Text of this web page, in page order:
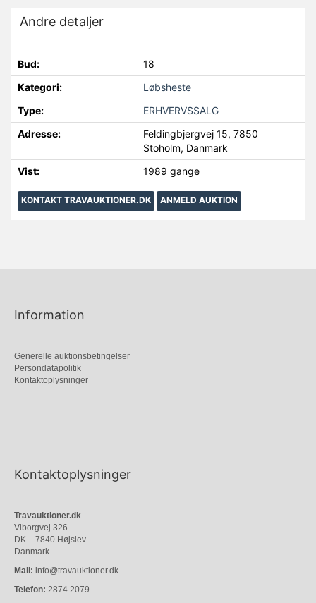
Andre detaljer
Bud:
18
Kategori:
Løbsheste
Type:
ERHVERVSSALG
Adresse:
Feldingbjergvej 15, 7850
Stoholm, Danmark
Vist:
1989 gange
KONTAKT TRAVAUKTIONER.DK ANMELD AUKTION
Information
Generelle auktionsbetingelser
Persondatapolitik
Kontaktoplysninger
Kontaktoplysninger
Travauktioner.dk
Viborgvej 326
DK – 7840 Højslev
Danmark
Mail: info@travauktioner.dk
Telefon: 2874 2079